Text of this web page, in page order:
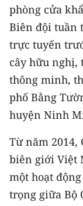
ENGLISH
中文
FRANÇAIS
РУССКИЙ
ESPAÑOL
한국어
phòng cửa
Biên đội tuần
trực tuyến
cây hữu nghị,
thông minh,
phố Bằng
huyện Ninh
Từ năm
biên giới Việt
một hoạt
trọng giữa Bộ